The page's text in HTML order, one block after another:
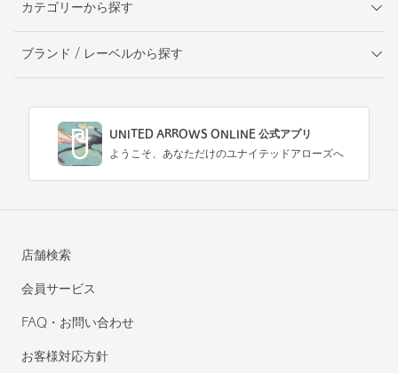
カテゴリーから探す
ブランド / レーベルから探す
UNITED ARROWS ONLINE 公式アプリ
ようこそ、あなただけのユナイテッドアローズへ
店舗検索
会員サービス
FAQ・お問い合わせ
お客様対応方針